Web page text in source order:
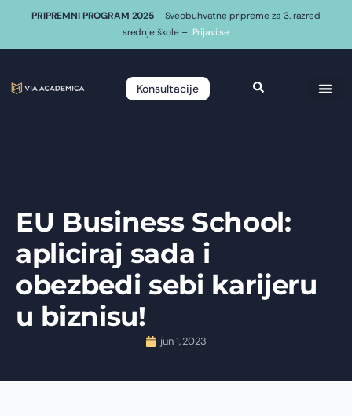
PRIPREMNI PROGRAM 2025 – Sveobuhvatne pripreme za 3. razred
srednje škole – Prijavi se
Konsultacije
EU Business School:
apliciraj sada i
obezbedi sebi karijeru
u biznisu!
jun 1, 2023